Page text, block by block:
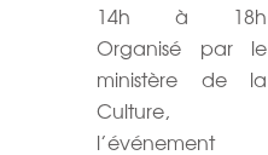
14h à 18h
Organisé par le
ministère de la
Culture,
l’événement